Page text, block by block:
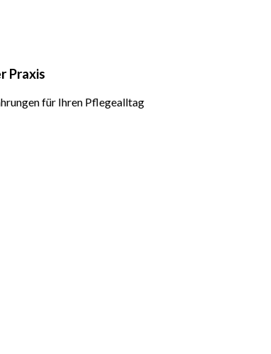
Praxis
für Ihren Pflegealltag